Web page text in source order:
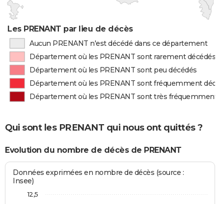
Les PRENANT par lieu de décès
Aucun PRENANT n'est décédé dans ce département
Département où les PRENANT sont rarement décédés
Département où les PRENANT sont peu décédés
Département où les PRENANT sont fréquemment
Département où les PRENANT sont très fréquemment
Qui sont les PRENANT qui nous ont quittés ?
Evolution du nombre de décès de PRENANT
Données exprimées en nombre de décès (source :
Insee)
12,5